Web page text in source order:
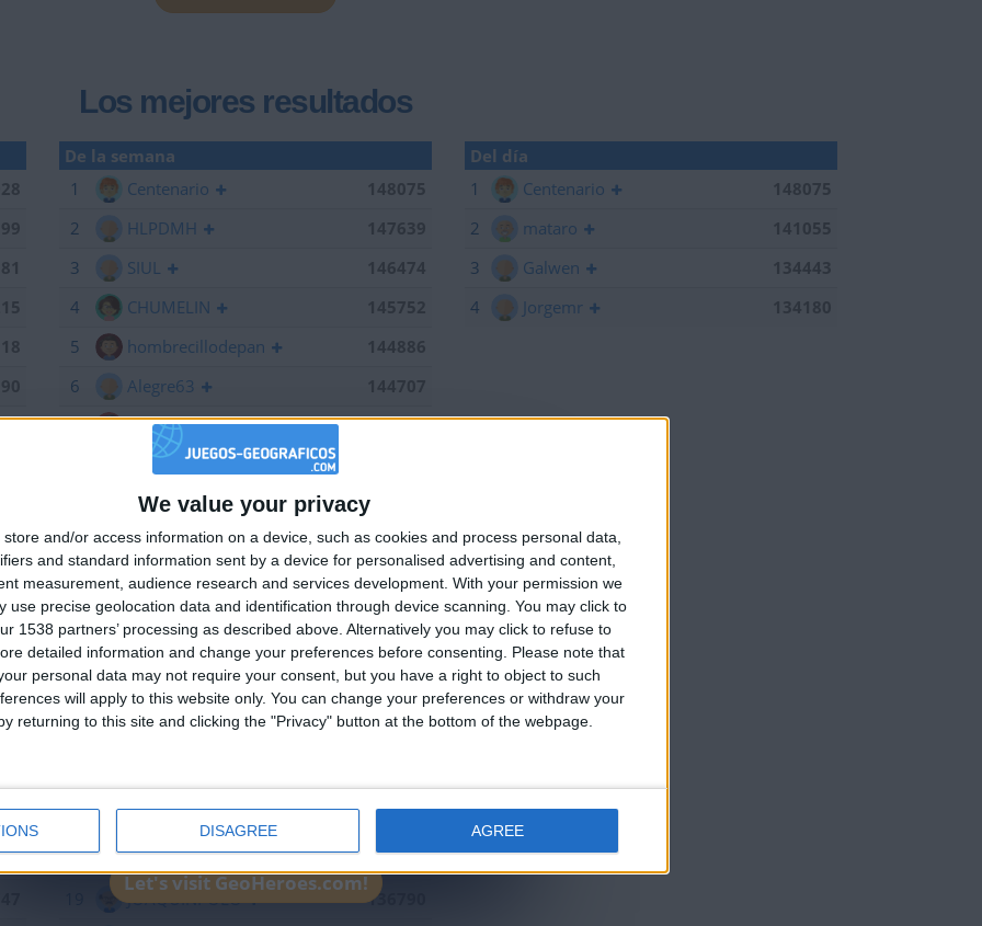
We value your privacy
store and/or access information on a device, such as cookies and process personal data,
and standard information sent by a device for personalised advertising and content,
measurement, audience research and services development. With your permission we
use precise geolocation data and identification through device scanning. You may click to
1538 partners’ processing as described above. Alternatively you may click to refuse to
detailed information and change your preferences before consenting.
Please note that
personal data may not require your consent, but you have a right to object to such
will apply to this website only. You can change your preferences or withdraw your
returning to this site and clicking the "Privacy" button at the bottom of the webpage.
DISAGREE AGREE
Los mejores resultados
De la semana
1
Centenario
148075
2
HLPDMH
3
SIUL
146474
4
CHUMELIN
5
hombrecillodepan
144886
6
Alegre63
7
Bodero
144673
maherlo
karawankenwolf
143161
10
RUYDIAZ
142126
11
albamancha
142124
12
TNT
142101
13
mataro
141055
14
Antares41$
140928
18
teresa urzainki
137308
JOAQUINPOLO
136790
Del día
1
Centenario
148075
2
mataro
3
Galwen
134443
4
Jorgemr
🇺🇸 We noticed you’re visiting from
an English-speaking country
Join our American version now and be among
the firsts to submit your score on our
leaderboards!
Let's visit GeoHeroes.com!